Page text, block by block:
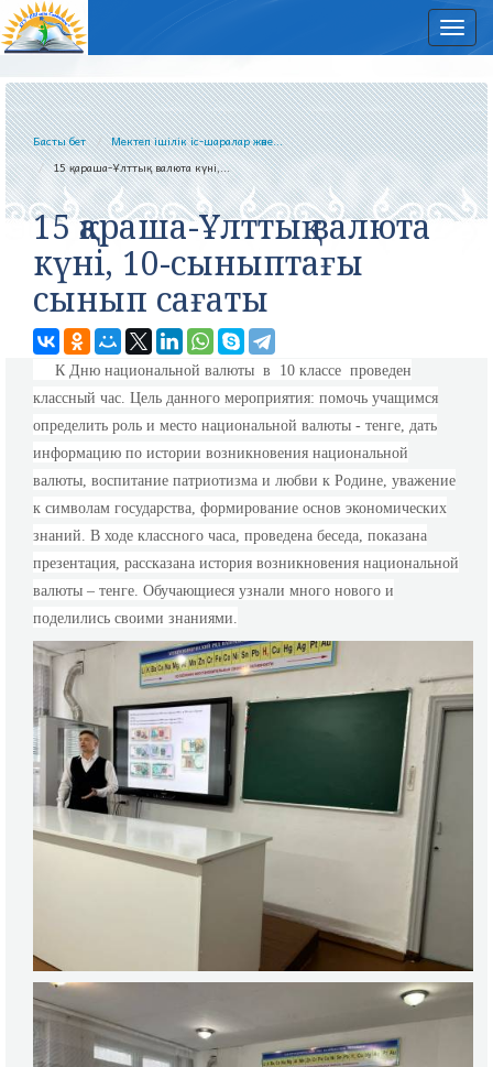
Басты бет
Мектеп ішілік іс-шаралар және...
15 қараша-Ұлттық валюта күні,...
15 қараша-Ұлттық валюта
күні, 10-сыныптағы
сынып сағаты
К Дню национальной валюты в 10 классе проведен
классный час. Цель данного мероприятия: помочь учащимся
определить роль и место национальной валюты - тенге, дать
информацию по истории возникновения национальной
валюты, воспитание патриотизма и любви к Родине, уважение
к символам государства, формирование основ экономических
знаний. В ходе классного часа, проведена беседа, показана
презентация, рассказана история возникновения национальной
валюты – тенге. Обучающиеся узнали много нового и
поделились своими знаниями.